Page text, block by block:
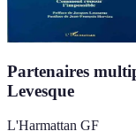
Partenaires
Levesque
L'Harmattan GF